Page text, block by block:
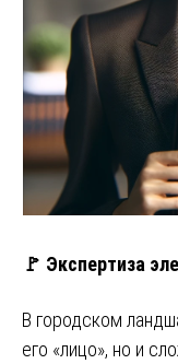
🚩 Экспертиза
В городском
его «лицо», но и